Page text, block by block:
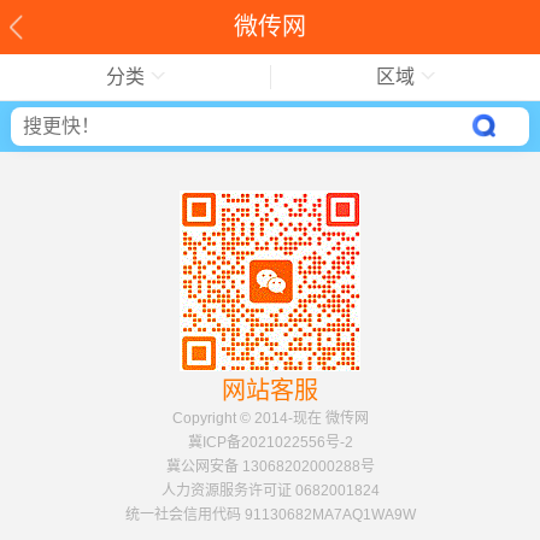
微传网
分类 区域
网站客服
Copyright © 2014-现在 微传网
冀ICP备2021022556号-2
冀公网安备 13068202000288号
人力资源服务许可证 0682001824
统一社会信用代码 91130682MA7AQ1WA9W